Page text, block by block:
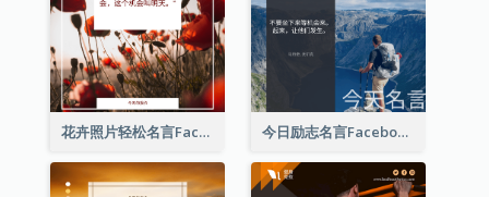
花卉照片轻松名言Facebook帖子 今日励志名言Facebook帖子